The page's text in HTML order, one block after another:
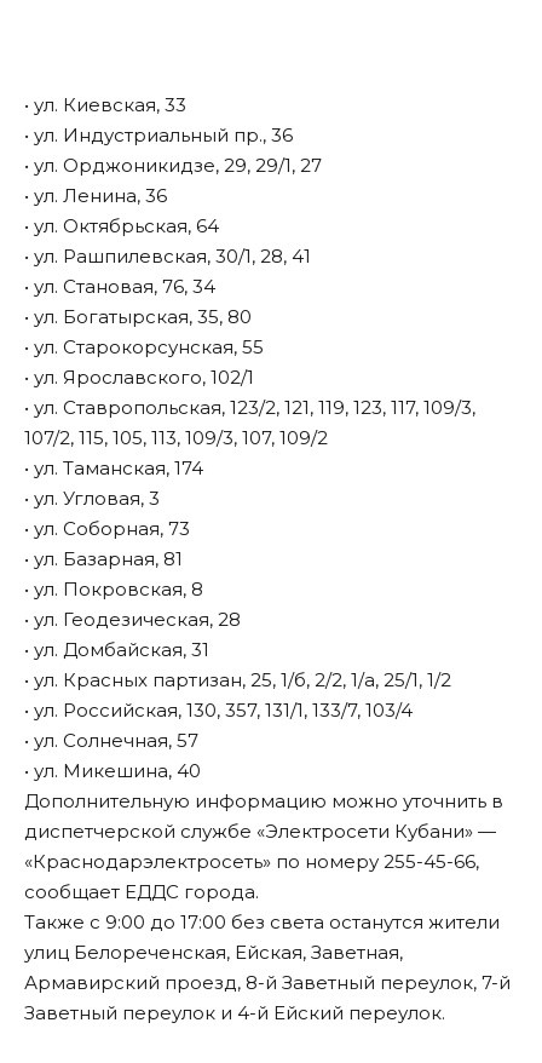
• ул. Киевская, 33
• ул. Индустриальный пр., 36
• ул. Орджоникидзе, 29, 29/1, 27
• ул. Ленина, 36
• ул. Октябрьская, 64
• ул. Рашпилевская, 30/1, 28, 41
• ул. Становая, 76, 34
• ул. Богатырская, 35, 80
• ул. Старокорсунская, 55
• ул. Ярославского, 102/1
• ул. Ставропольская, 123/2, 121, 119, 123, 117, 109/3,
107/2, 115, 105, 113, 109/3, 107, 109/2
• ул. Таманская, 174
• ул. Угловая, 3
• ул. Соборная, 73
• ул. Базарная, 81
• ул. Покровская, 8
• ул. Геодезическая, 28
• ул. Домбайская, 31
• ул. Красных партизан, 25, 1/б, 2/2, 1/а, 25/1, 1/2
• ул. Российская, 130, 357, 131/1, 133/7, 103/4
• ул. Солнечная, 57
• ул. Микешина, 40
Дополнительную информацию можно уточнить в
диспетчерской службе «Электросети Кубани» —
«Краснодарэлектросеть» по номеру 255-45-66,
сообщает ЕДДС города.
Также с 9:00 до 17:00 без света останутся жители
улиц Белореченская, Ейская, Заветная,
Армавирский проезд, 8-й Заветный переулок, 7-й
Заветный переулок и 4-й Ейский переулок.